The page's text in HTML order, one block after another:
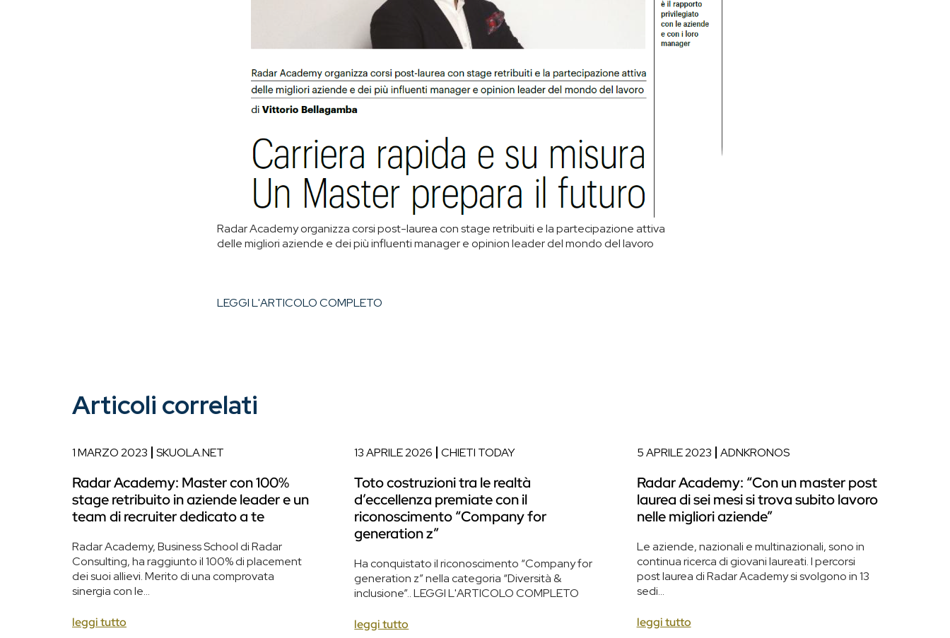
Radar Academy organizza corsi post-laurea con stage retribuiti e la partecipazione attiva
delle migliori aziende e dei più influenti manager e opinion leader del mondo del lavoro
LEGGI L'ARTICOLO COMPLETO
Articoli correlati
1 MARZO 2023 SKUOLA.NET
Radar Academy: Master con 100%
stage retribuito in aziende leader e un
team di recruiter dedicato a te
Radar Academy, Business School di Radar
Consulting, ha raggiunto il 100% di placement
dei suoi allievi. Merito di una comprovata
sinergia con le...
leggi tutto
13 APRILE 2026 CHIETI TODAY
Toto costruzioni tra le realtà
d’eccellenza premiate con il
riconoscimento “Company for
generation z”
Ha conquistato il riconoscimento “Company for
generation z” nella categoria “Diversità &
inclusione”.. LEGGI L'ARTICOLO COMPLETO
leggi tutto
5 APRILE 2023 ADNKRONOS
Radar Academy: “Con un master post
laurea di sei mesi si trova subito lavoro
nelle migliori aziende”
Le aziende, nazionali e multinazionali, sono in
continua ricerca di giovani laureati. I percorsi
post laurea di Radar Academy si svolgono in 13
sedi...
leggi tutto